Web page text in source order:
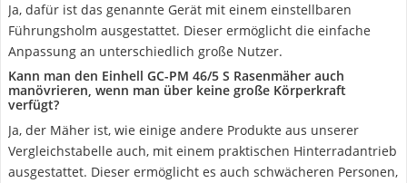
Ja, dafür ist das genannte Gerät mit einem einstellbaren
Führungsholm ausgestattet. Dieser ermöglicht die einfache
Anpassung an unterschiedlich große Nutzer.
Kann man den Einhell GC-PM 46/5 S Rasenmäher auch
manövrieren, wenn man über keine große Körperkraft
verfügt?
Ja, der Mäher ist, wie einige andere Produkte aus unserer
Vergleichstabelle auch, mit einem praktischen Hinterradantrieb
ausgestattet. Dieser ermöglicht es auch schwächeren Personen,